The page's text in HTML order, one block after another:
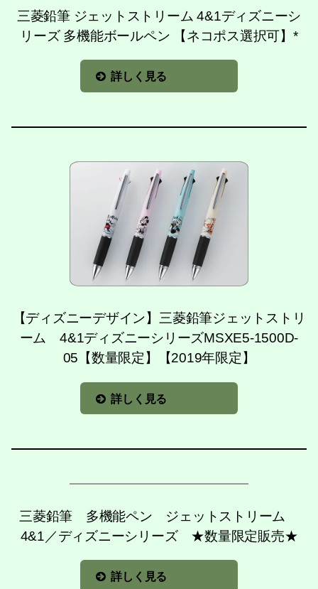
三菱鉛筆 ジェットストリーム 4&1ディズニーシ
リーズ 多機能ボールペン 【ネコポス選択可】*
詳しく見る
【ディズニーデザイン】三菱鉛筆ジェットストリ
ーム 4&1ディズニーシリーズMSXE5-1500D-
05【数量限定】【2019年限定】
詳しく見る
三菱鉛筆 多機能ペン ジェットストリーム
4&1／ディズニーシリーズ ★数量限定販売★
詳しく見る